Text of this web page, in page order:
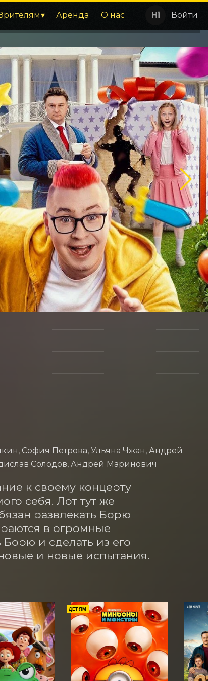
Аренда О нас Войти
София Петрова, Ульяна Чжан, Андрей
Солодов, Андрей Маринович
к своему концерту
себя. Лот тут же
развлекать Борю
в огромные
и сделать из его
и новые испытания.
ДЕТЯМ